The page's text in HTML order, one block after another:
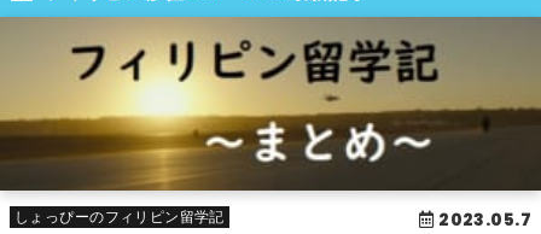
しょっぴーのフィリピン留学記 2023.05.7